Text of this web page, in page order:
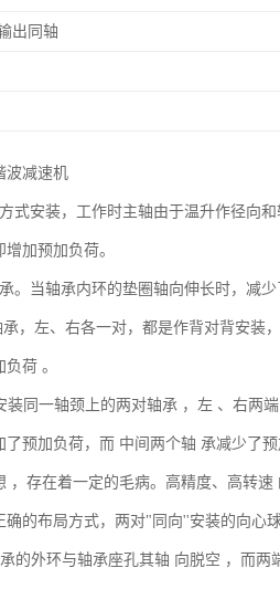
出同轴
波减速机
式安装，工作时主轴由于温升作径向
加预加负荷。
。当轴承内环的垫圈轴向伸长时，减少
，左、右各一对，都是作背对背安装
荷 。
装同一轴颈上的两对轴承 ，左 、右两
预加负荷，而 中间两个轴 承减少了预
，存在着一定的毛病。高精度、高转
的布局方式，两对"同向''安装的向心
的外环与轴承座孔其轴 向脱空 ，而